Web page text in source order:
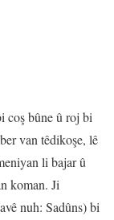
coş bûne û roj bi
van têdikoşe, lê
li bajar û
koman. Ji
nuh: Sadûns) bi